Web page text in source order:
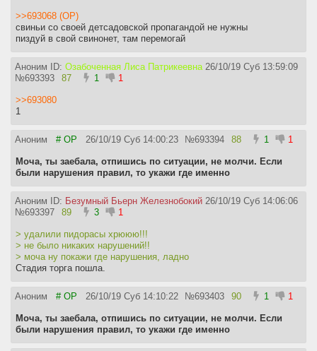
>>693068 (OP)
свиньи со своей детсадовской пропагандой не нужны
пиздуй в свой свинонет, там перемогай
Аноним ID: Озабоченная Лиса Патрикеевна 26/10/19 Суб 13:59:09
№693393 87 1 1
>>693080
1
Аноним # OP 26/10/19 Суб 14:00:23 №693394 88 1 1
Моча, ты заебала, отпишись по ситуации, не молчи. Если
были нарушения правил, то укажи где именно
Аноним ID: Безумный Бьерн Железнобокий 26/10/19 Суб 14:06:06
№693397 89 3 1
> удалили пидорасы хрююю!!!
> не было никаких нарушений!!
> моча ну покажи где нарушения, ладно
Стадия торга пошла.
Аноним # OP 26/10/19 Суб 14:10:22 №693403 90 1 1
Моча, ты заебала, отпишись по ситуации, не молчи. Если
были нарушения правил, то укажи где именно